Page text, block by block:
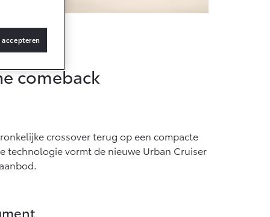
ELEKTRISCH
comeback
crossover terug op een compacte
technologie vormt de nieuwe Urban Cruiser